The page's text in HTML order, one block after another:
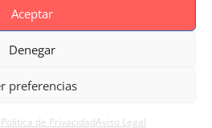
Aceptar
Denegar
preferencias
Politica de PrivacidadAviso Legal
Reportaje Magnific